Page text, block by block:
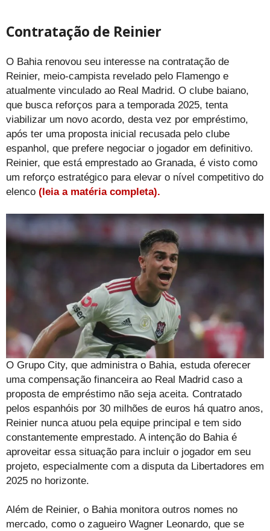
Contratação de Reinier
O Bahia renovou seu interesse na contratação de
Reinier, meio-campista revelado pelo Flamengo e
atualmente vinculado ao Real Madrid. O clube baiano,
que busca reforços para a temporada 2025, tenta
viabilizar um novo acordo, desta vez por empréstimo,
após ter uma proposta inicial recusada pelo clube
espanhol, que prefere negociar o jogador em definitivo.
Reinier, que está emprestado ao Granada, é visto como
um reforço estratégico para elevar o nível competitivo do
elenco (leia a matéria completa).
O Grupo City, que administra o Bahia, estuda oferecer
uma compensação financeira ao Real Madrid caso a
proposta de empréstimo não seja aceita. Contratado
pelos espanhóis por 30 milhões de euros há quatro anos,
Reinier nunca atuou pela equipe principal e tem sido
constantemente emprestado. A intenção do Bahia é
aproveitar essa situação para incluir o jogador em seu
projeto, especialmente com a disputa da Libertadores em
2025 no horizonte.
Além de Reinier, o Bahia monitora outros nomes no
mercado, como o zagueiro Wagner Leonardo, que se